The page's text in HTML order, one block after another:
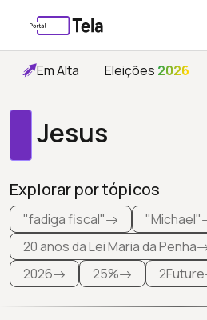
Em Alta Eleições 2026
Jesus
Explorar por tópicos
"fadiga fiscal" "Michael"
20 anos da Lei Maria da Penha
2026
25% 2Future